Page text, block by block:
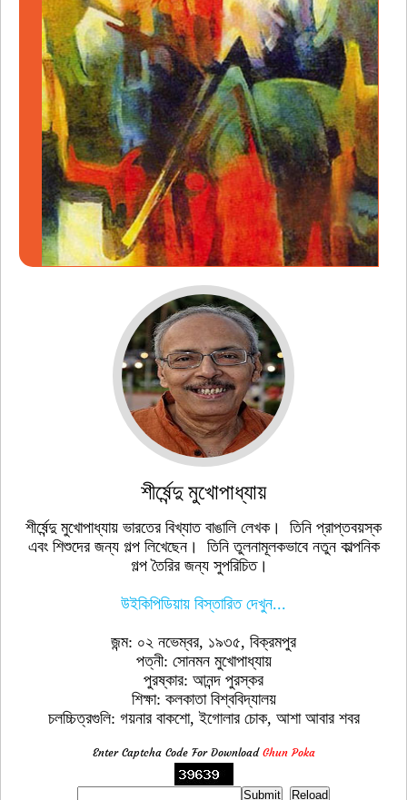
শীর্ষেন্দু মুখোপাধ্যায়
শীর্ষেন্দু মুখোপাধ্যায় ভারতের বিখ্যাত বাঙালি লেখক। তিনি প্রাপ্তবয়স্ক
এবং শিশুদের জন্য গল্প লিখেছেন। তিনি তুলনামূলকভাবে নতুন কাল্পনিক
গল্প তৈরির জন্য সুপরিচিত।
উইকিপিডিয়ায় বিস্তারিত দেখুন...
জন্ম: ০২ নভেম্বর, ১৯৩৫, বিক্রমপুর
পত্নী: সোনমন মুখোপাধ্যায়
পুরষ্কার: আনন্দ পুরস্কর
শিক্ষা: কলকাতা বিশ্ববিদ্যালয়
চলচ্চিত্রগুলি: গয়নার বাকশো, ইগোলার চোক, আশা আবার শবর
Enter Captcha Code For Download Ghun Poka